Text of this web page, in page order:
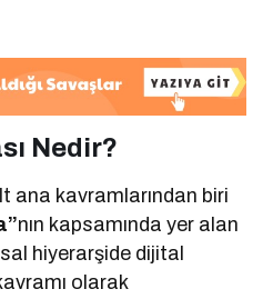
Nedir?
ana kavramlarından biri
nın kapsamında yer alan
hiyerarşide dijital
olarak